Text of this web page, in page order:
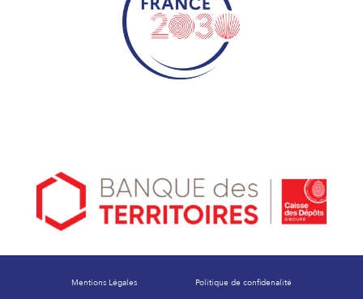
Mentions Légales Politique de confidenalité